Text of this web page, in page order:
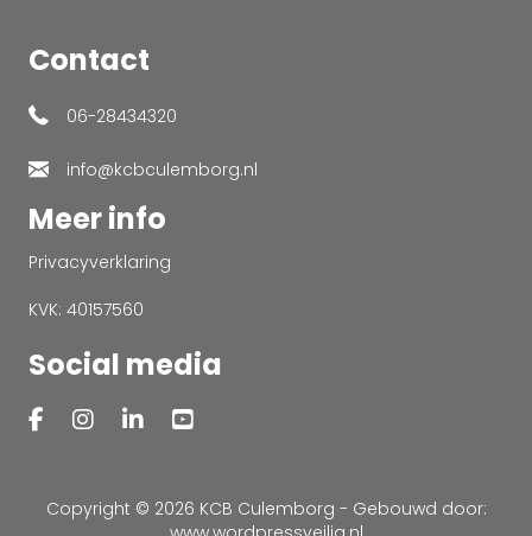
Contact
06-28434320
info@kcbculemborg.nl
Meer info
Privacyverklaring
KVK: 40157560
Social media
Copyright © 2026 KCB Culemborg - Gebouwd door: